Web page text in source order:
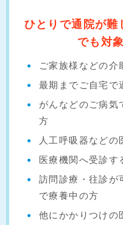
ひとりで通院が難
でも対
ご家族様などの介
最期までご自宅で
がんなどのご病気
方
人工呼吸器などの
医療機関へ受診す
訪問診療・往診が
で療養中の方
他にかかりつけの